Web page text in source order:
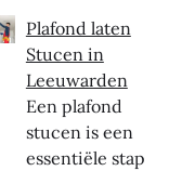
Plafond laten
Stucen in
Leeuwarden
Een plafond
stucen is een
essentiële stap